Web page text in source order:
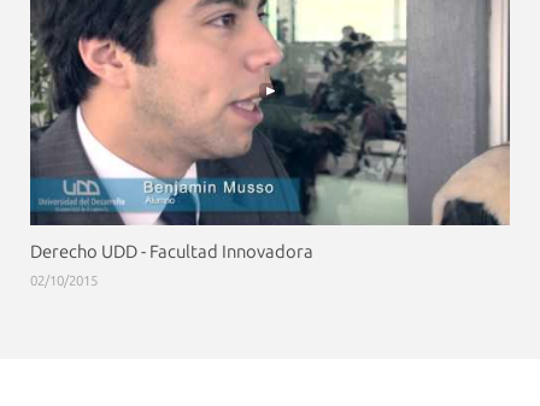
Derecho UDD - Facultad Innovadora
02/10/2015